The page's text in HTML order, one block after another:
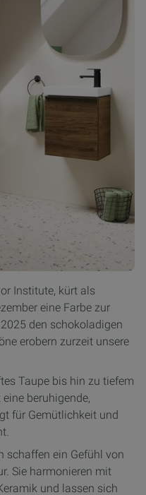
Institute, kürt als
eine Farbe zur
den schokoladigen
erobern zurzeit unsere
Taupe bis hin zu tiefem
beruhigende,
für Gemütlichkeit und
schaffen ein Gefühl von
Sie harmonieren mit
und lassen sich